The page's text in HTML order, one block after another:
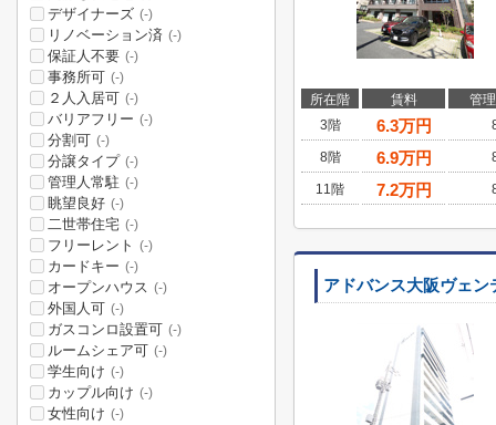
所在階 賃料
管
3階
6.3万円
8階 6.9万円
11階 7.2万円
アドバンス大阪ヴェン
デザイナーズ (-)
リノベーション済 (-)
保証人不要 (-)
事務所可 (-)
２人入居可 (-)
バリアフリー (-)
分割可 (-)
分譲タイプ (-)
管理人常駐 (-)
眺望良好 (-)
二世帯住宅 (-)
フリーレント (-)
カードキー (-)
オープンハウス (-)
外国人可 (-)
ガスコンロ設置可 (-)
ルームシェア可 (-)
学生向け (-)
カップル向け (-)
女性向け (-)